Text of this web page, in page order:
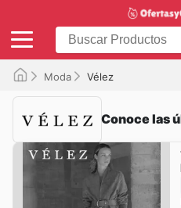
Moda Vélez
Conoce las